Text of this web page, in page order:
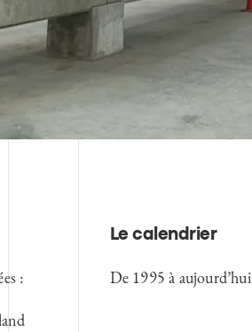
:
Le calendrier
De 1995 à aujourd’hui